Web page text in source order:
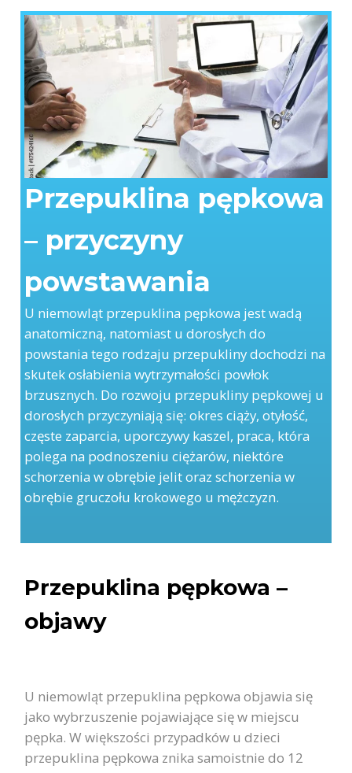
Przepuklina pępkowa
– przyczyny
powstawania
U niemowląt przepuklina pępkowa jest wadą
anatomiczną, natomiast u dorosłych do
powstania tego rodzaju przepukliny dochodzi na
skutek osłabienia wytrzymałości powłok
brzusznych. Do rozwoju przepukliny pępkowej u
dorosłych przyczyniają się: okres ciąży, otyłość,
częste zaparcia, uporczywy kaszel, praca, która
polega na podnoszeniu ciężarów, niektóre
schorzenia w obrębie jelit oraz schorzenia w
obrębie gruczołu krokowego u mężczyzn.
Przepuklina pępkowa –
objawy
U niemowląt przepuklina pępkowa objawia się
jako wybrzuszenie pojawiające się w miejscu
pępka. W większości przypadków u dzieci
przepuklina pępkowa znika samoistnie do 12